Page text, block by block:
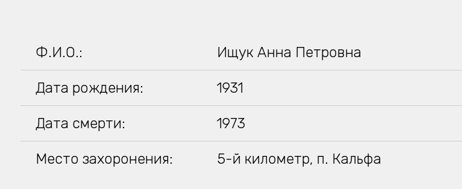
Ф.И.О.: Ищук Анна Петровна
Дата рождения: 1931
Дата смерти: 1973
Место захоронения: 5-й километр, п. Кальфа